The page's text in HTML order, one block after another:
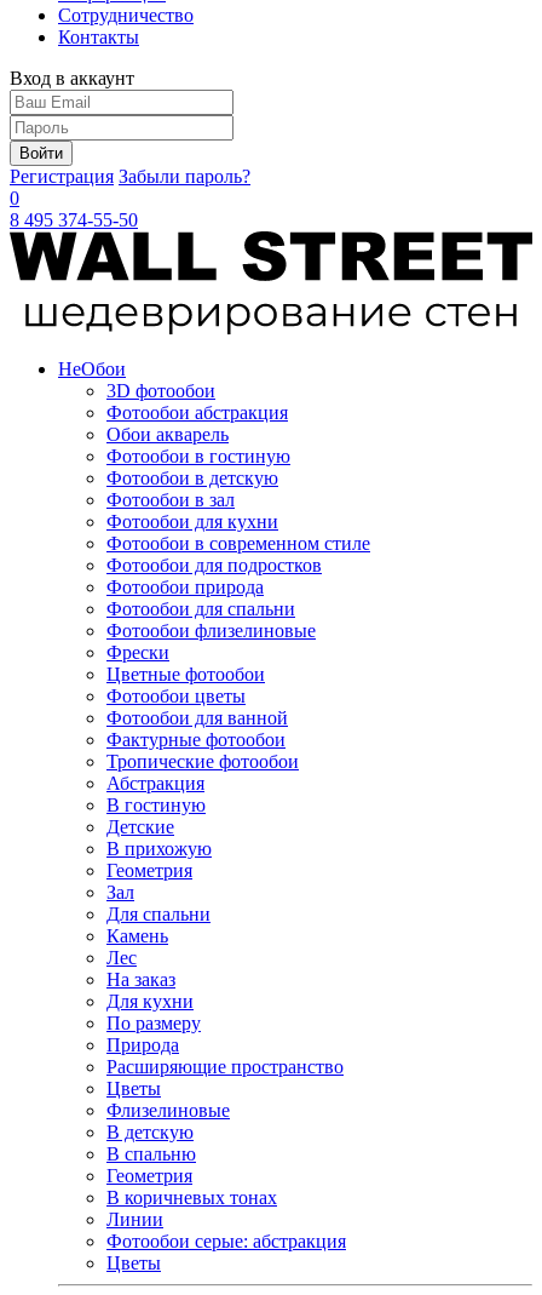
Сотрудничество
Контакты
Вход в аккаунт
Войти
Регистрация Забыли пароль?
0
8 495 374-55-50
НеОбои
3D фотообои
Фотообои абстракция
Обои акварель
Фотообои в гостиную
Фотообои в детскую
Фотообои в зал
Фотообои для кухни
Фотообои в современном стиле
Фотообои для подростков
Фотообои природа
Фотообои для спальни
Фотообои флизелиновые
Фрески
Цветные фотообои
Фотообои цветы
Фотообои для ванной
Фактурные фотообои
Тропические фотообои
Абстракция
В гостиную
Детские
В прихожую
Геометрия
Зал
Для спальни
Камень
Лес
На заказ
Для кухни
По размеру
Природа
Расширяющие пространство
Цветы
Флизелиновые
В детскую
В спальню
Геометрия
В коричневых тонах
Линии
Фотообои серые: абстракция
Цветы